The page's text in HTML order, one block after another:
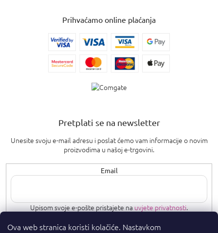
Ova web stranica koristi kolačiće. Nastavkom
Prihvaćamo online plaćanja
Pretplati se na newsletter
Unesite svoju e-mail adresu i poslat ćemo vam informacije o novim
proizvodima u našoj e-trgovini.
Email
Upisom svoje e-pošte pristajete nauvjete privatnosti.
PRETPLATI SE